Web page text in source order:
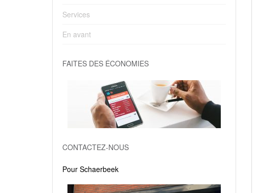
Services
En avant
FAITES DES ÉCONOMIES
CONTACTEZ-NOUS
Pour Schaerbeek